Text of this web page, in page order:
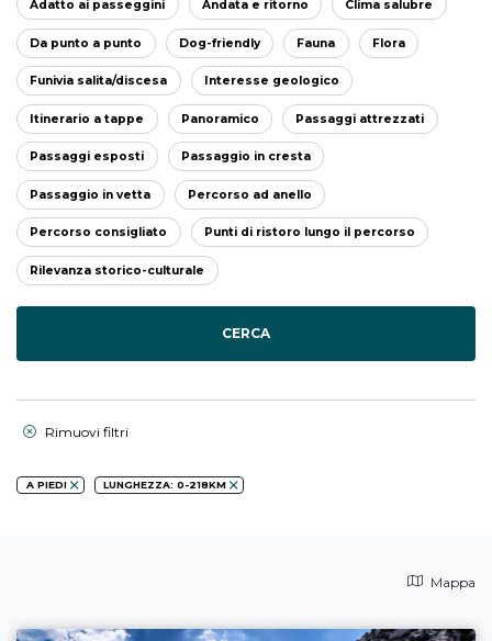
Adatto ai passeggini Andata e ritorno Clima salubre
Da punto a punto Dog-friendly Fauna Flora
Funivia salita/discesa Interesse geologico
Itinerario a tappe Panoramico Passaggi attrezzati
Passaggi esposti Passaggio in cresta
Passaggio in vetta Percorso ad anello
Percorso consigliato Punti di ristoro lungo il percorso
Rilevanza storico-culturale
CERCA
Rimuovi filtri
A PIEDI LUNGHEZZA: 0-218KM
Mappa